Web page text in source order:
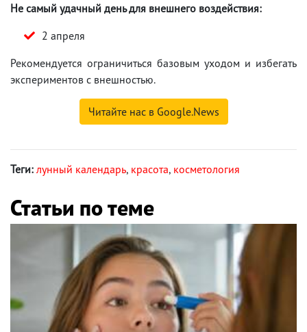
Не самый удачный день для внешнего воздействия:
2 апреля
Рекомендуется ограничиться базовым уходом и избегать
экспериментов с внешностью.
Читайте нас в Google.News
Теги: лунный календарь, красота, косметология
Статьи по теме